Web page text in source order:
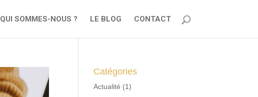
QUI SOMMES-NOUS ? LE BLOG CONTACT
Catégories
Actualité (1)